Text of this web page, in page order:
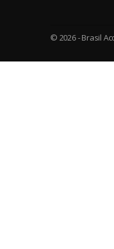
© 2026 - Brasil